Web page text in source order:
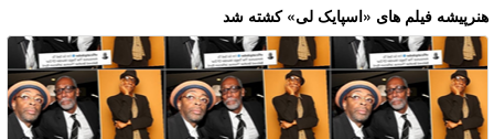
فیلم های «اسپایک لی» کشته شد